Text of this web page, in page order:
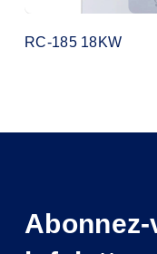
RC-185 18KW